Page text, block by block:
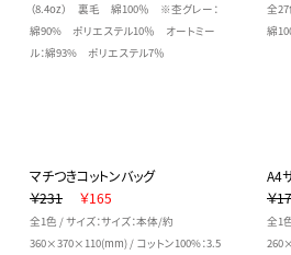
（8.4oz） 裏毛 綿100％ ※杢グレー：
綿90% ポリエステル10％ オートミー
ル：綿93% ポリエステル7％
全27
綿
マチつきコットンバッグ
￥231
￥165
全1色 / サイズ：サイズ：本体/約
360×370×110(mm) / コットン100%：3.5
A4
￥
全1